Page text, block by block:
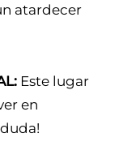
atardecer
Este lugar
en